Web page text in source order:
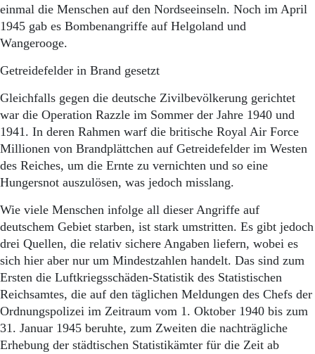
einmal die Menschen auf den Nordseeinseln. Noch im April
1945 gab es Bombenangriffe auf Helgoland und
Wangerooge.
Getreidefelder in Brand gesetzt
Gleichfalls gegen die deutsche Zivilbevölkerung gerichtet
war die Operation Razzle im Sommer der Jahre 1940 und
1941. In deren Rahmen warf die britische Royal Air Force
Millionen von Brandplättchen auf Getreidefelder im Westen
des Reiches, um die Ernte zu vernichten und so eine
Hungersnot auszulösen, was jedoch misslang.
Wie viele Menschen infolge all dieser Angriffe auf
deutschem Gebiet starben, ist stark umstritten. Es gibt jedoch
drei Quellen, die relativ sichere Angaben liefern, wobei es
sich hier aber nur um Mindestzahlen handelt. Das sind zum
Ersten die Luftkriegsschäden-Statistik des Statistischen
Reichsamtes, die auf den täglichen Meldungen des Chefs der
Ordnungspolizei im Zeitraum vom 1. Oktober 1940 bis zum
31. Januar 1945 beruhte, zum Zweiten die nachträgliche
Erhebung der städtischen Statistikämter für die Zeit ab